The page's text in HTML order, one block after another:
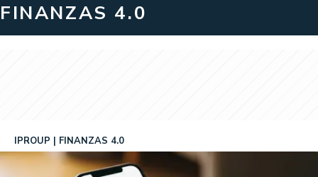
FINANZAS 4.0
IPROUP FINANZAS 4.0